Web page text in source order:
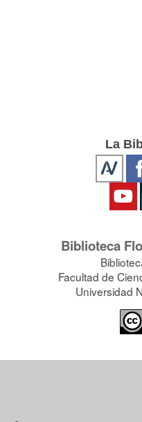
La
Biblioteca
Facultad de
Universidad